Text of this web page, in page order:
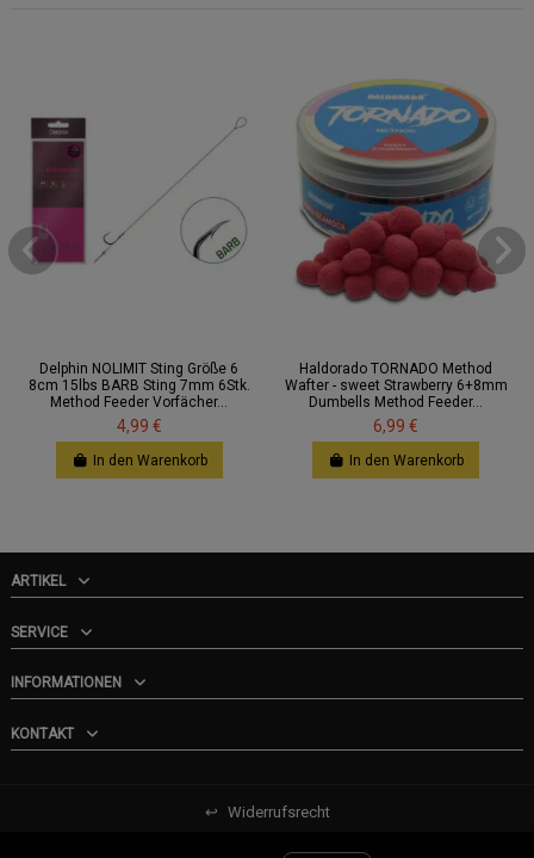
Delphin NOLIMIT Sting Größe 6
8cm 15lbs BARB Sting 7mm 6Stk.
Method Feeder Vorfächer...
4,99 €
In den Warenkorb
Haldorado TORNADO Method
Wafter - sweet Strawberry 6+8mm
Dumbells Method Feeder...
6,99 €
In den Warenkorb
ARTIKEL
SERVICE
INFORMATIONEN
KONTAKT
↩ Widerrufsrecht